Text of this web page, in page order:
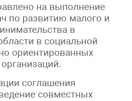
на выполнение
по развитию малого и
в
в социальной
ориентированных
соглашения
совместных